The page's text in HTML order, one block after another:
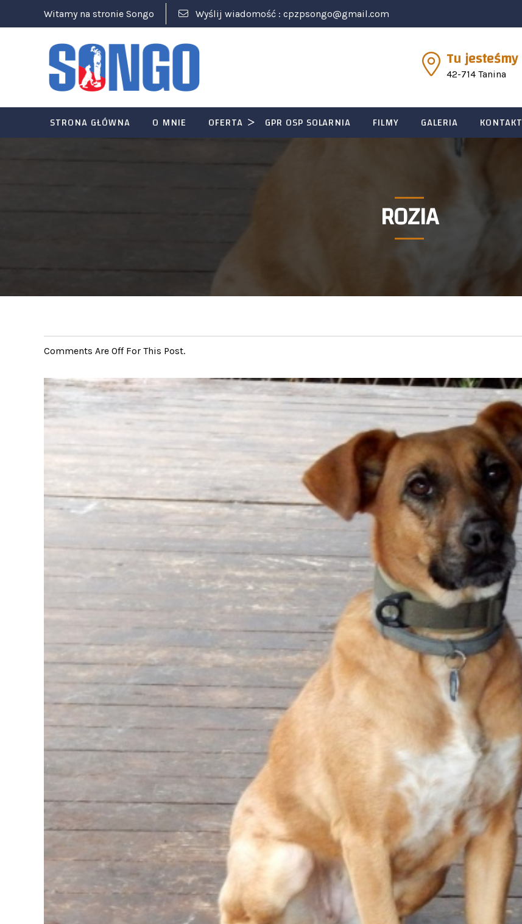
Witamy na stronie Songo Wyślij wiadomość : cpzpsongo@gmail.com
Tu jesteśmy
42-714 Tanina
STRONA GŁÓWNA O MNIE OFERTA GPR OSP SOLARNIA FILMY GALERIA KONTAKT
ROZIA
Comments Are Off For This Post.